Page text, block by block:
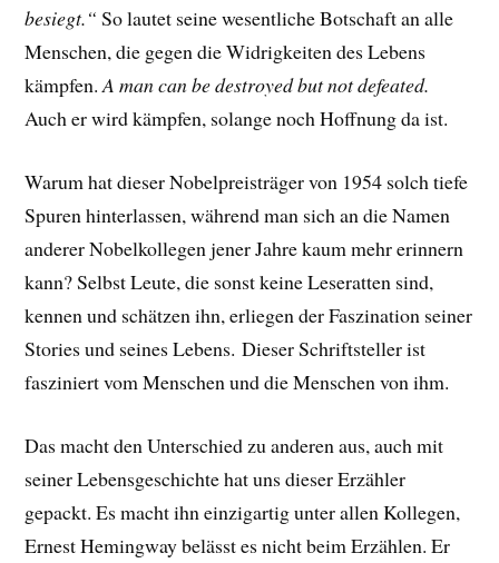
besiegt.“So lautet seine wesentliche Botschaft an alle
Menschen, die gegen die Widrigkeiten des Lebens
kämpfen.A man can be destroyed but not defeated.
Auch er wird kämpfen, solange noch Hoffnung da ist.
Warum hat dieser Nobelpreisträger von 1954 solch tiefe
Spuren hinterlassen, während man sich an die Namen
anderer Nobelkollegen jener Jahre kaum mehr erinnern
kann? Selbst Leute, die sonst keine Leseratten sind,
kennen und schätzen ihn, erliegen der Faszination seiner
Stories und seines Lebens. Dieser Schriftsteller ist
fasziniert vom Menschen und die Menschen von ihm.
Das macht den Unterschied zu anderen aus, auch mit
seiner Lebensgeschichte hat uns dieser Erzähler
gepackt. Es macht ihn einzigartig unter allen Kollegen,
Ernest Hemingway belässt es nicht beim Erzählen. Er